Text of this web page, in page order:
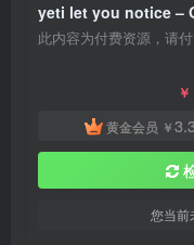
此内容为付费资源，请
￥
黄金会员 ￥3.3
您当前